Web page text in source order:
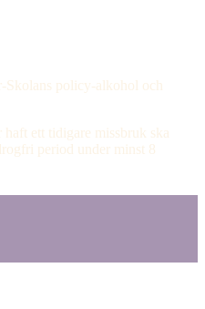
Skolans policy-alkohol och
ett tidigare missbruk ska
period under minst 8